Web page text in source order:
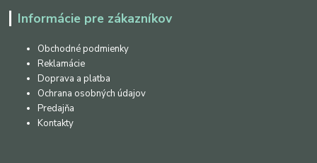
Informácie pre zákazníkov
Obchodné podmienky
Reklamácie
Doprava a platba
Ochrana osobných údajov
Predajňa
Kontakty